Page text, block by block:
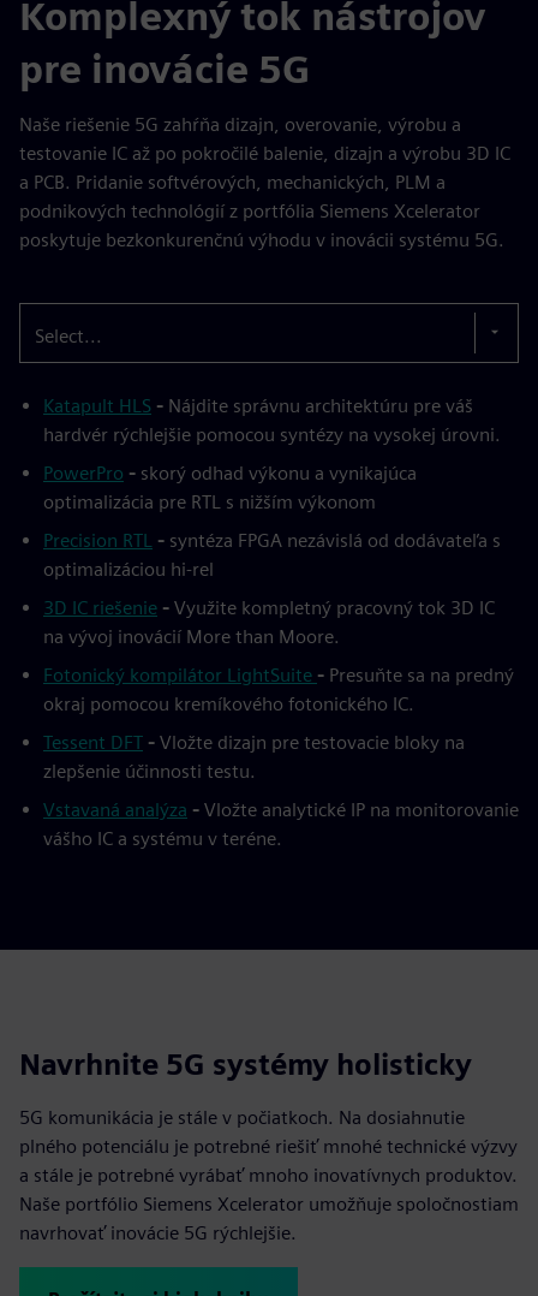
Komplexný tok nástrojov
pre inovácie 5G
Naše riešenie 5G zahŕňa dizajn, overovanie, výrobu a
testovanie IC až po pokročilé balenie, dizajn a výrobu 3D IC
a PCB. Pridanie softvérových, mechanických, PLM a
podnikových technológií z portfólia Siemens Xcelerator
poskytuje bezkonkurenčnú výhodu v inovácii systému 5G.
Select...
Katapult HLS - Nájdite správnu architektúru pre váš
hardvér rýchlejšie pomocou syntézy na vysokej úrovni.
PowerPro - skorý odhad výkonu a vynikajúca
optimalizácia pre RTL s nižším výkonom
Precision RTL - syntéza FPGA nezávislá od dodávateľa s
optimalizáciou hi-rel
3D IC riešenie - Využite kompletný pracovný tok 3D IC
na vývoj inovácií More than Moore.
Fotonický kompilátor LightSuite - Presuňte sa na predný
okraj pomocou kremíkového fotonického IC.
Tessent DFT - Vložte dizajn pre testovacie bloky na
zlepšenie účinnosti testu.
Vstavaná analýza - Vložte analytické IP na monitorovanie
vášho IC a systému v teréne.
Navrhnite 5G systémy holisticky
5G komunikácia je stále v počiatkoch. Na dosiahnutie
plného potenciálu je potrebné riešiť mnohé technické výzvy
a stále je potrebné vyrábať mnoho inovatívnych produktov.
Naše portfólio Siemens Xcelerator umožňuje spoločnostiam
navrhovať inovácie 5G rýchlejšie.